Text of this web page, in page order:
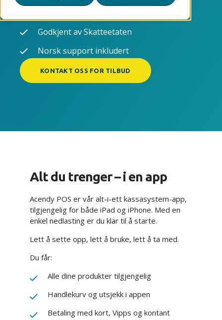
Godkjent av Skatteetaten
Norsk support inkludert
KONTAKT OSS FOR TILBUD
Alt du trenger – i en app
Acendy POS er vår alt-i-ett kassasystem-app,
tilgjengelig for både iPad og iPhone. Med en
enkel nedlasting er du klar til å starte.
Lett å sette opp, lett å bruke, lett å ta med.
Du får:
Alle dine produkter tilgjengelig
Handlekurv og utsjekk i appen
Betaling med kort, Vipps og kontant